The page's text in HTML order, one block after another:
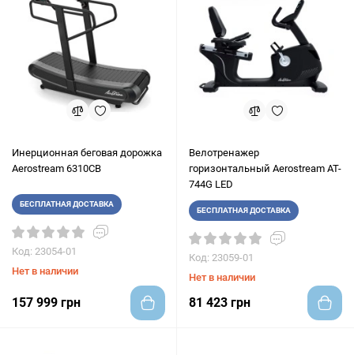
Инерционная беговая дорожка
Aerostream 6310CB
БЕСПЛАТНАЯ ДОСТАВКА
Код: 23054-01
Нет в наличии
157 999 грн
Велотренажер
горизонтальный Aerostream AT-
744G LED
БЕСПЛАТНАЯ ДОСТАВКА
Код: 23059-01
Нет в наличии
81 423 грн